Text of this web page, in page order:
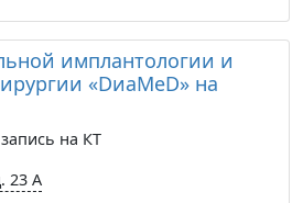
имплантологии и
«DиаМеD» на
на КТ
23 А